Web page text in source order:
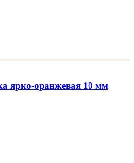
ярко-оранжевая 10 мм